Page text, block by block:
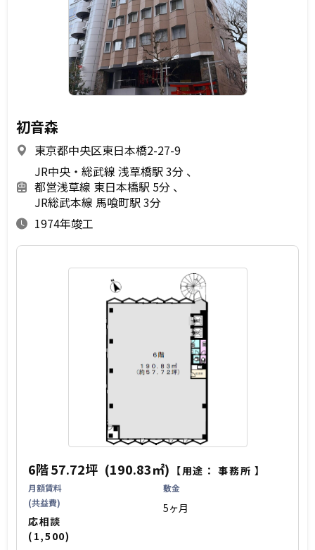
初音森
東京都中央区東日本橋2-27-9
JR中央・総武線 浅草橋駅 3分
都営浅草線 東日本橋駅 5分
JR総武本線 馬喰町駅 3分
1974年竣工
6階57.72坪 (190.83㎡) 【用途：事務所 】
月額賃料
(共益費)
応相談
(1,500)
敷金
5ヶ月